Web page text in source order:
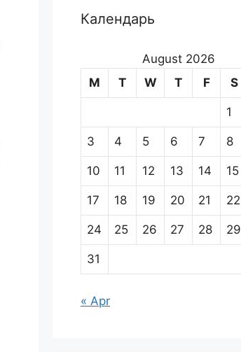
Календарь
August 2026
M
T W T F S
1
3 4 5 6 7 8
10 11 12 13 14 15
17 18 19 20 21 22
24 25 26 27 28 29
31
« Apr